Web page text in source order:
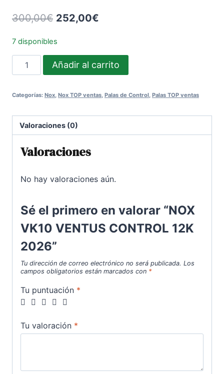
300,00€ El
era:
252,00€
es:
7 disponibles
NOX
VK10
CONTROL
2026
cantidad
Añadir al carrito
Categorías: Nox, Nox TOP ventas, Palas de Control, Palas TOP ventas
Valoraciones (0)
Valoraciones
No hay valoraciones aún.
Sé el primero en valorar “NOX
VK10 VENTUS CONTROL 12K
2026”
Tu dirección de correo electrónico no será publicada. Los
campos obligatorios están marcados con *
Tu puntuación *
Tu valoración *